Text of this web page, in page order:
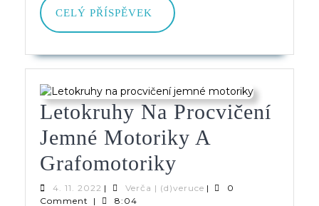
CELÝ PŘÍSPĚVEK
CELÝ
PŘÍSPĚVEK
Letokruhy Na Procvičení
Jemné Motoriky A
Grafomotoriky
Na
4. 11. 2022 4.
11.
| Verča | (d)veruceVerča
|
0
Comment
| 8:04